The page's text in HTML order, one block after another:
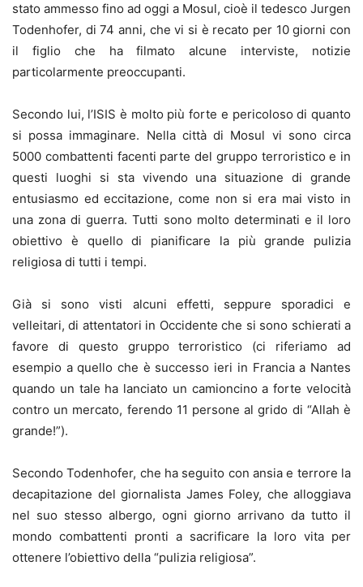
stato ammesso fino ad oggi a Mosul, cioè il tedesco Jurgen
Todenhofer, di 74 anni, che vi si è recato per 10 giorni con
il figlio che ha filmato alcune interviste, notizie
particolarmente preoccupanti.
Secondo lui, l’ISIS è molto più forte e pericoloso di quanto
si possa immaginare. Nella città di Mosul vi sono circa
5000 combattenti facenti parte del gruppo terroristico e in
questi luoghi si sta vivendo una situazione di grande
entusiasmo ed eccitazione, come non si era mai visto in
una zona di guerra. Tutti sono molto determinati e il loro
obiettivo è quello di pianificare la più grande pulizia
religiosa di tutti i tempi.
Già si sono visti alcuni effetti, seppure sporadici e
velleitari, di attentatori in Occidente che si sono schierati a
favore di questo gruppo terroristico (ci riferiamo ad
esempio a quello che è successo ieri in Francia a Nantes
quando un tale ha lanciato un camioncino a forte velocità
contro un mercato, ferendo 11 persone al grido di “Allah è
grande!”).
Secondo Todenhofer, che ha seguito con ansia e terrore la
decapitazione del giornalista James Foley, che alloggiava
nel suo stesso albergo, ogni giorno arrivano da tutto il
mondo combattenti pronti a sacrificare la loro vita per
ottenere l’obiettivo della “pulizia religiosa”.